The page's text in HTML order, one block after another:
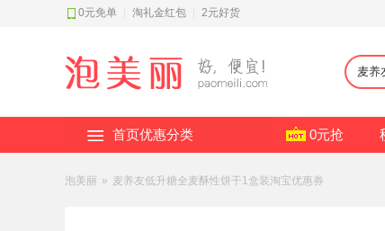
0元免单 淘礼金红包 2元好货
首页优惠分类 0元抢
泡美丽 » 麦养友低升糖全麦酥性饼干1盒装淘宝优惠券